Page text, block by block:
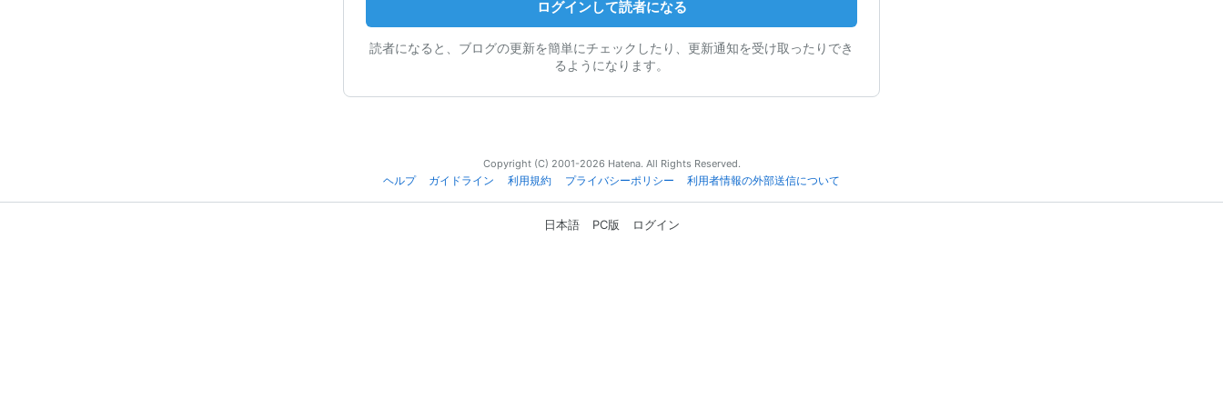
ログインして読者になる
読者になると、ブログの更新を簡単にチェックしたり、更新通知を受け取ったりでき
るようになります。
Copyright (C) 2001-2026 Hatena. All Rights Reserved.
ヘルプ
ガイドライン 利用規約 プライバシーポリシー 利用者情報の外部送信について
日本語 PC版 ログイン